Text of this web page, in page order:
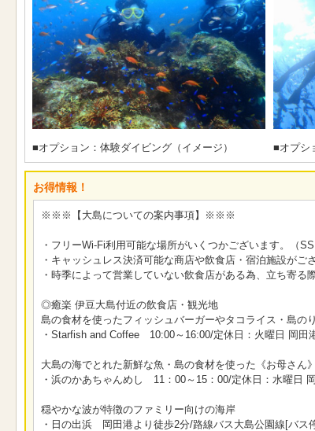
■オプション：体験ダイビング（イメージ） ■オプシ
お得情報！
※※※【大島についての案内事項】※※※
・フリーWi-Fi利用可能な場所がいくつかございます。（
・キャッシュレス決済可能な商店や飲食店・宿泊施設がご
・時季によって営業していない飲食店がある為、立ち寄る
◎癒楽 伊豆大島付近の飲食店・観光地
島の食材を使ったフィッシュバーガーやタコライス・島の
・Starfish and Coffee 10:00～16:00/定休日：火曜日 岡田
大島の海でとれた新鮮な魚・島の食材を使った《お母さん
・浜のかあちゃんめし 11：00～15：00/定休日：水曜日
穏やかな波が特徴のファミリー向けの海岸
・日の出浜 岡田港より徒歩2分/路線バス大島公園線[バス